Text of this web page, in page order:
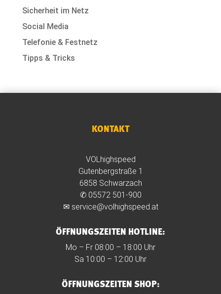
Sicherheit im Netz
Social Media
Telefonie & Festnetz
Tipps & Tricks
KONTAKT
VOLhighspeed
Gutenbergstraße 1
6858 Schwarzach
✆ 05572 501-900
✉ service@volhighspeed.at
ÖFFNUNGSZEITEN HOTLINE:
Mo – Fr 08:00 – 18:00 Uhr
Sa 10:00 – 12:00 Uhr
ÖFFNUNGSZEITEN SHOP: